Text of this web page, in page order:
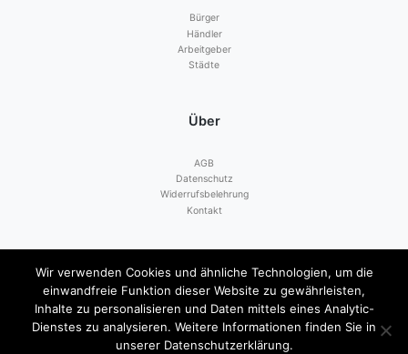
Bürger
Händler
Arbeitgeber
Städte
Über
AGB
Datenschutz
Widerrufsbelehrung
Kontakt
Zahlen mit
Wir verwenden Cookies und ähnliche Technologien, um die
einwandfreie Funktion dieser Website zu gewährleisten,
Inhalte zu personalisieren und Daten mittels eines Analytic-
Dienstes zu analysieren. Weitere Informationen finden Sie in
unserer Datenschutzerklärung.